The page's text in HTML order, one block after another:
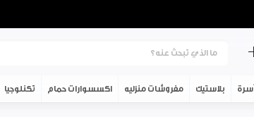
بلاستيك مفروشات منزليه اكسسوارات حمام تكنلوجيا